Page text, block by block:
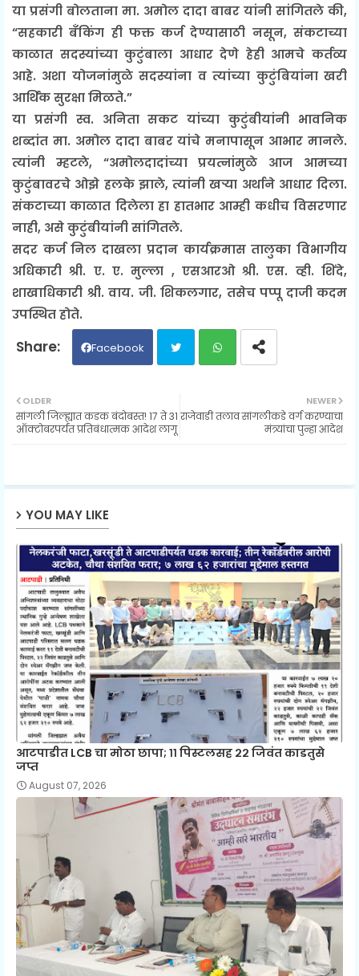
या प्रसंगी बोलताना मा. अमोल दादा बाबर यांनी सांगितले की,
“सहकारी बँकिंग ही फक्त कर्ज देण्यासाठी नसून, संकटाच्या
काळात सदस्यांच्या कुटुंबाला आधार देणे हेही आमचे कर्तव्य
आहे. अशा योजनांमुळे सदस्यांना व त्यांच्या कुटुंबियांना खरी
आर्थिक सुरक्षा मिळते.”
या प्रसंगी स्व. अनिता सकट यांच्या कुटुंबीयांनी भावनिक
शब्दांत मा. अमोल दादा बाबर यांचे मनापासून आभार मानले.
त्यांनी म्हटले, “अमोलदादांच्या प्रयत्नांमुळे आज आमच्या
कुटुंबावरचे ओझे हलके झाले, त्यांनी खऱ्या अर्थाने आधार दिला.
संकटाच्या काळात दिलेला हा हातभार आम्ही कधीच विसरणार
नाही, असे कुटुंबीयांनी सांगितले.
सदर कर्ज निल दाखला प्रदान कार्यक्रमास तालुका विभागीय
अधिकारी श्री. ए. ए. मुल्ला , एसआरओ श्री. एस. व्ही. शिंदे,
शाखाधिकारी श्री. वाय. जी. शिकलगार, तसेच पप्पू दाजी कदम
उपस्थित होते.
Facebook
ter ats
p
NEWER
राजेवाडी तलाव सांगलीकडे वर्ग करण्याचा
मंत्र्यांचा पुन्हा आदेश
OLDER
सांगली जिल्ह्यात कडक बंदोबस्त! 17 ते 31
ऑक्टोबरपर्यंत प्रतिबंधात्मक आदेश लागू
YOU MAY LIKE
आटपाडीत LCB चा मोठा छापा; ११ पिस्टलसह २२ जिवंत काडतुसे
जप्त
August 07, 2026